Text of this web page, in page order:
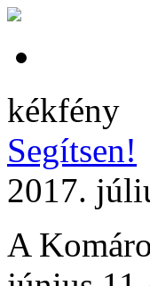
kékfény
Segítsen!
2017.
A